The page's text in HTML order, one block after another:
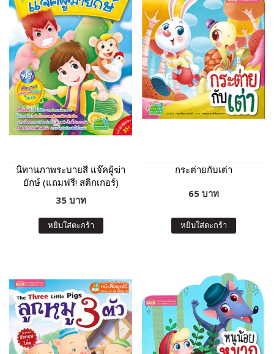
นิทานภาพระบายสี แจ๊คผู้ฆ่า
ยักษ์ (แถมฟรี! สติกเกอร์)
35 บาท
หยิบใส่ตะกร้า
กระต่ายกับเต่า
65 บาท
หยิบใส่ตะกร้า